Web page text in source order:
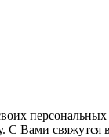
С Вами свяжутся